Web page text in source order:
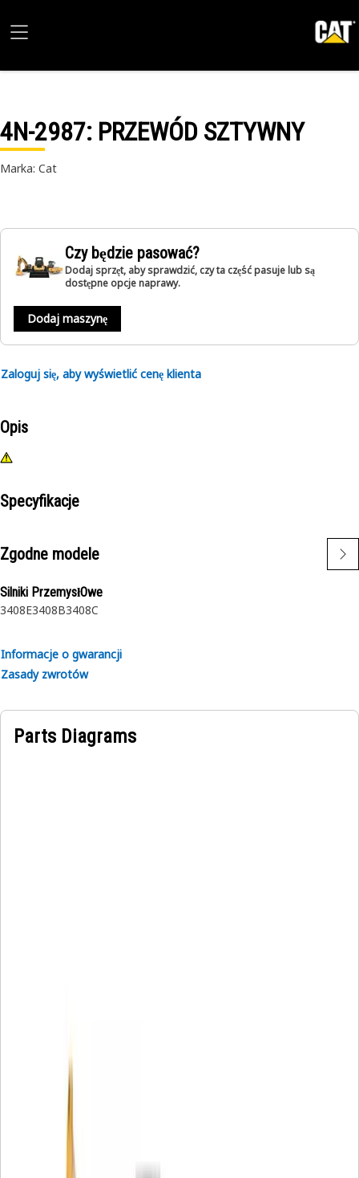
4N-2987: PRZEWÓD SZTYWNY
Marka: Cat
Czy będzie pasować?
Dodaj sprzęt, aby sprawdzić, czy ta część pasuje lub są
dostępne opcje naprawy.
Dodaj maszynę
Zaloguj się, aby wyświetlić cenę klienta
Opis
Specyfikacje
Zgodne modele
Silniki PrzemysłOwe
3408E3408B3408C
Informacje o gwarancji
Zasady zwrotów
Parts Diagrams